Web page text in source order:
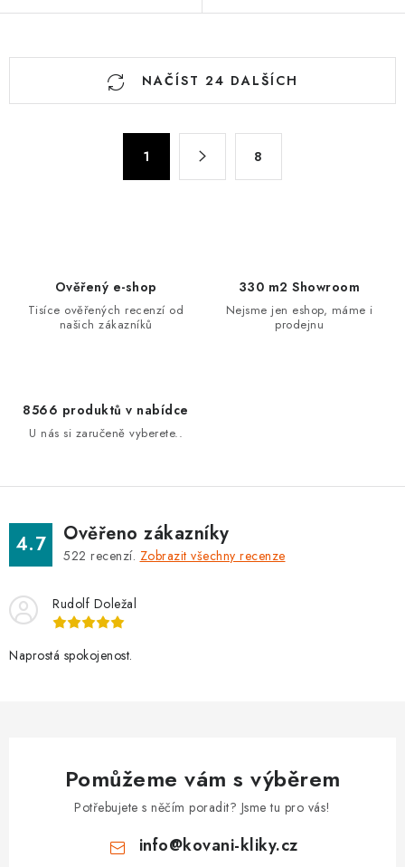
O
u
NAČÍST 24 DALŠÍCH
1 8
Ověřený e-shop
Tisíce ověřených recenzí od
našich zákazníků
330 m2 Showroom
Nejsme jen eshop, máme i
prodejnu
8566 produktů v nabídce
U nás si zaručeně vyberete..
4.7 Ověřeno zákazníky
522 recenzí. Zobrazit všechny recenze
Rudolf Doležal
Naprostá spokojenost.
Pomůžeme vám s výběrem
Potřebujete s něčím poradit? Jsme tu pro vás!
info@kovani-kliky.cz